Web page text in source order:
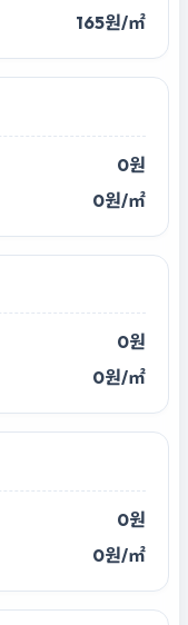
165원/㎡
0원
0원/㎡
0원
0원/㎡
0원
0원/㎡